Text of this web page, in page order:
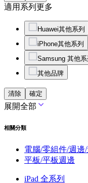
適用系列 更多
Huawei其他系列
iPhone其他系列
Samsung 其他系
其他品牌
清除 確定
展開全部
相關分類
電腦/零組件/週邊
平板/平板週邊
iPad 全系列